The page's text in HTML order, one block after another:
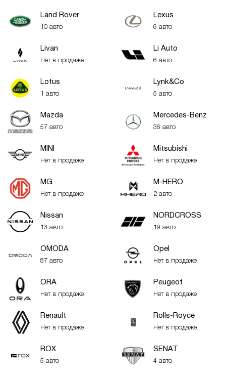
Land Rover
10 авто
Lexus
6 авто
Livan
Нет в продаже
Li Auto
6 авто
Lotus
1 авто
Lynk&Co
5 авто
Mazda
57 авто
Mercedes-Benz
36 авто
MINI
Нет в продаже
Mitsubishi
Нет в продаже
MG
Нет в продаже
M-HERO
2 авто
Nissan
13 авто
NORDCROSS
19 авто
OMODA
87 авто
Opel
Нет в продаже
ORA
Нет в продаже
Peugeot
Нет в продаже
Renault
Нет в продаже
Rolls-Royce
Нет в продаже
ROX
5 авто
SENAT
4 авто